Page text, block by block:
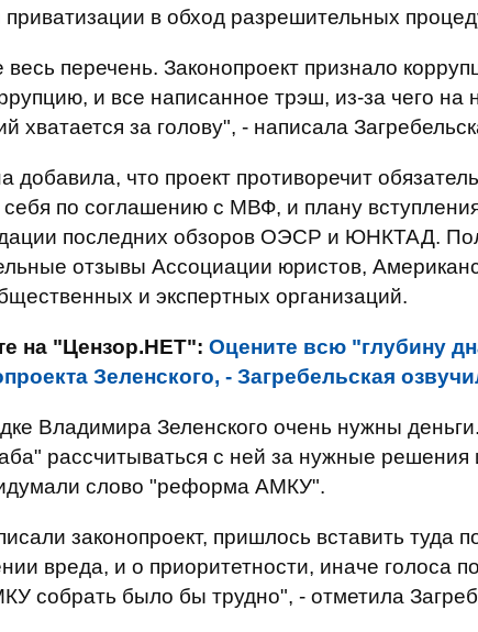
в обход разрешительных
весь перечень. Законопроект признало
и все написанное трэш, из-за чего на
хватается за голову", - написала
добавила, что проект противоречит
себя по соглашению с МВФ, и плану
последних обзоров ОЭСР и ЮНКТАД.
отзывы Ассоциации юристов,
и экспертных организаций.
на "Цензор.НЕТ": Оцените всю "глубину
Зеленского, - Загребельская
Владимира Зеленского очень нужны
рассчитываться с ней за нужные решения
слово "реформа АМКУ".
законопроект, пришлось вставить туда
вреда, и о приоритетности, иначе голоса
собрать было бы трудно", - отметила